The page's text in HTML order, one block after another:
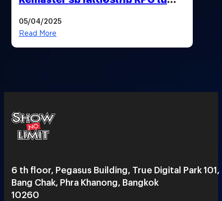
05/04/2025
Read More
6 th floor, Pegasus Building, True Digital Park 101,
Bang Chak, Phra Khanong, Bangkok
10260